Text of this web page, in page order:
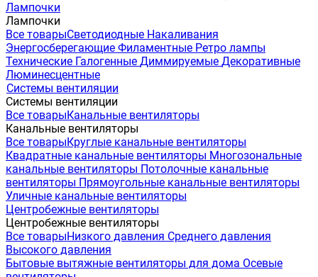
Лампочки
Лампочки
Все товарыСветодиодные Накаливания
Энергосберегающие Филаментные Ретро лампы
Технические Галогенные Диммируемые Декоративные
Люминесцентные
Системы вентиляции
Системы вентиляции
Все товарыКанальные вентиляторы
Канальные вентиляторы
Все товарыКруглые канальные вентиляторы
Квадратные канальные вентиляторы Многозональные
канальные вентиляторы Потолочные канальные
вентиляторы Прямоугольные канальные вентиляторы
Уличные канальные вентиляторы
Центробежные вентиляторы
Центробежные вентиляторы
Все товарыНизкого давления Среднего давления
Высокого давления
Бытовые вытяжные вентиляторы для дома Осевые